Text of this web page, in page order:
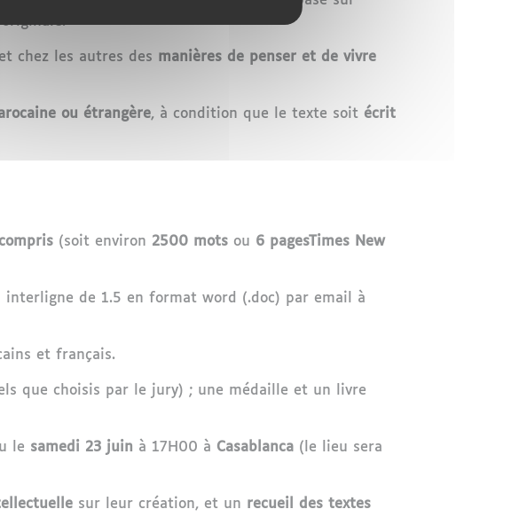
chez les autres des manières de penser et de vivre
ou étrangère, à condition que le texte soit écrit
(soit environ 2500 mots ou 6 pagesTimes New
interligne de 1.5 en format word (.doc) par email à
et français.
que choisis par le jury) ; une médaille et un livre
le samedi 23 juin à 17H00 à Casablanca (le lieu sera
sur leur création, et un recueil des textes